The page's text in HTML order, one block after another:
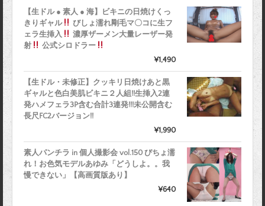
【生ドル ● 素人 ● 海】ビキニの日焼けくっ
きりギャル
びしょ濡れ剛毛マ〇コに生フ
ェラ生挿入
濃厚ザーメン大量レーザー発
射
公式シロドラー
¥1,490
【生ドル・未修正】クッキリ日焼けあと黒
ギャルと色白美肌ビキニ２人組!!生挿入2連
発ハメフェラ3P含む合計3連発!!!未公開含む
長尺FC2バージョン!!
¥1,990
素人パンチラ in 個人撮影会 vol.150 びちょ濡
れ！お色気モデルあゆみ「どうしよ。。我
慢できない」【高画質版あり】
¥640